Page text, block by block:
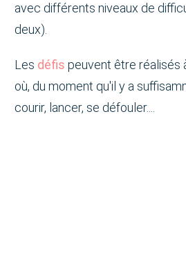
avec différents niveaux de
deux).
Les défis peuvent être réalisés
où, du moment qu'il y a
courir, lancer, se défouler....